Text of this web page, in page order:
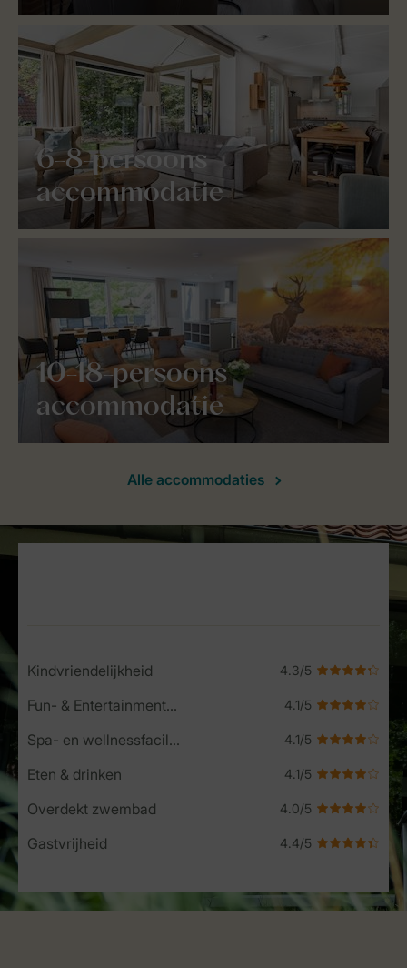
6-8-persoons
accommodatie
10-18-persoons
accommodatie
Alle accommodaties
Kindvriendelijkheid
Fun- & Entertainment-programma
Spa- en wellnessfaciliteiten
Eten & drinken
Overdekt zwembad
Gastvrijheid